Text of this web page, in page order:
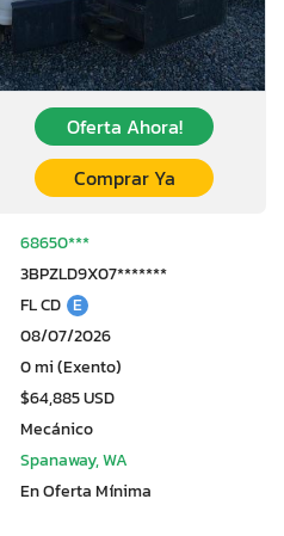
Oferta Ahora!
Comprar Ya
68650***
3BPZLD9X07*******
FL CD E
08/07/2026
0 mi (Exento)
$64,885 USD
Mecánico
Spanaway, WA
En Oferta Mínima